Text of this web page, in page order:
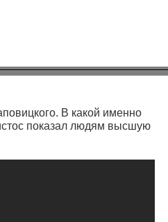
В какой именно
показал людям высшую